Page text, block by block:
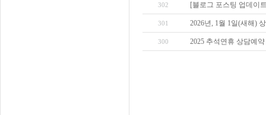
302 [블로그 포스팅 업데이
301 2026년, 1월 1일(새해)
300 2025 추석연휴 상담예